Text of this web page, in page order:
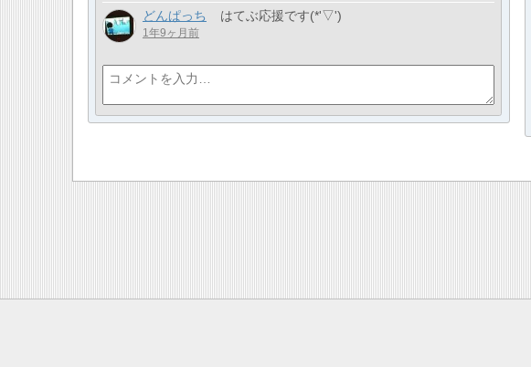
どんぱっち はてぶ応援です(*'▽')
1年9ヶ月前